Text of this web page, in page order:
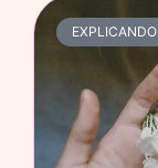
EXPLICANDO